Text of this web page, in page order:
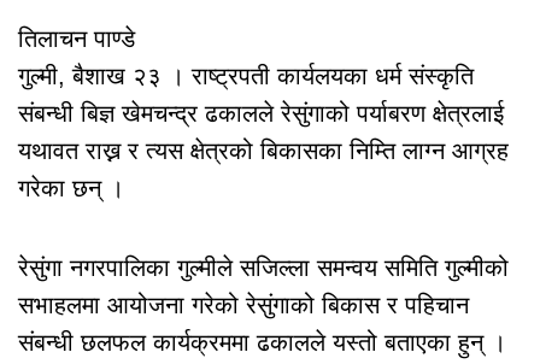
तिलाचन पाण्डे
गुल्मी, बैशाख २३ । राष्ट्रपती कार्यलयका धर्म संस्कृति
संबन्धी बिज्ञ खेमचन्द्र ढकालले रेसुंगाको पर्याबरण क्षेत्रलाई
यथावत राख्न र त्यस क्षेत्रको बिकासका निम्ति लाग्न आग्रह
गरेका छन् ।
रेसुंगा नगरपालिका गुल्मीले सजिल्ला समन्वय समिति गुल्मीको
सभाहलमा आयोजना गरेको रेसुंगाको बिकास र पहिचान
संबन्धी छलफल कार्यक्रममा ढकालले यस्तो बताएका हुन् ।